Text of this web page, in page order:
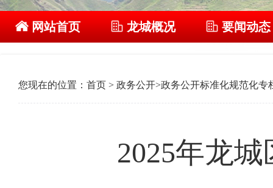
网站首页 龙城概况 要闻动态
您现在的位置： 首页 > 政务公开>政务公开标准化规范化专
2025年龙